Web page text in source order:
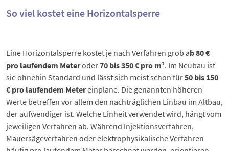
So viel kostet eine Horizontalsperre
Eine Horizontalsperre kostet je nach Verfahren grob ab 80 €
pro laufendem Meteroder70 bis 350 € pro m². Im Neubau ist
sie ohnehin Standard und lässt sich meist schon für50 bis 150
€ pro laufendem Metereinplane. Die genannten höheren
Werte betreffen vor allem den nachträglichen Einbau im Altbau,
der aufwendiger ist. Welche Einheit verwendet wird, hängt vom
jeweiligen Verfahren ab. Während Injektionsverfahren,
Mauersägeverfahren oder elektrophysikalische Verfahren